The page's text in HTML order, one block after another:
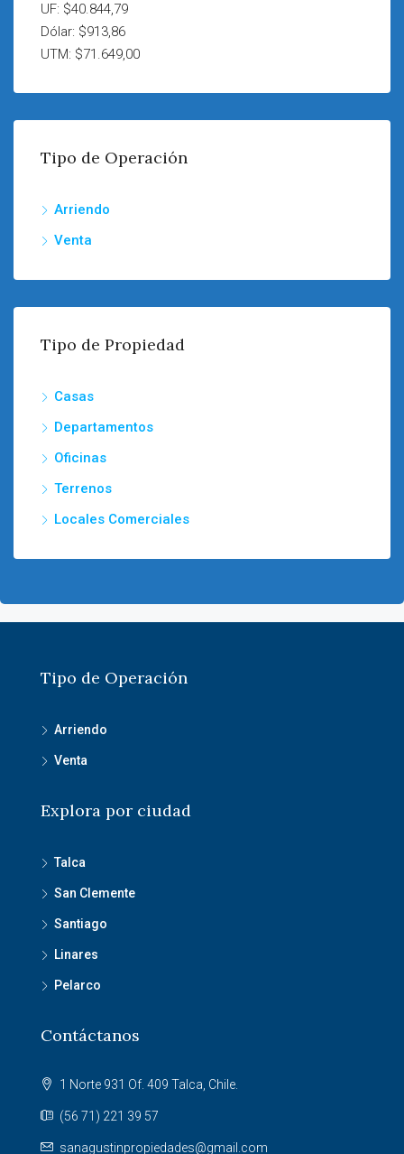
UF: $40.844,79
Dólar: $913,86
UTM: $71.649,00
Tipo de Operación
Arriendo
Venta
Tipo de Propiedad
Casas
Departamentos
Oficinas
Terrenos
Locales Comerciales
Tipo de Operación
Arriendo
Venta
Explora por ciudad
Talca
San Clemente
Santiago
Linares
Pelarco
Contáctanos
1 Norte 931 Of. 409 Talca, Chile.
(56 71) 221 39 57
sanagustinpropiedades@gmail.com